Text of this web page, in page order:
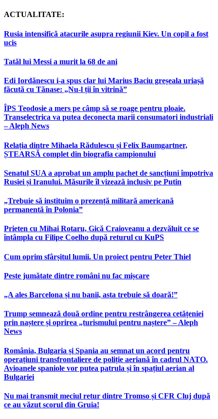
ACTUALITATE:
Rusia intensifică atacurile asupra regiunii Kiev. Un copil a fost
ucis
Tatăl lui Messi a murit la 68 de ani
Edi Iordănescu i-a spus clar lui Marius Baciu greșeala uriașă
făcută cu Tănase: „Nu-l ții în vitrină”
ÎPS Teodosie a mers pe câmp să se roage pentru ploaie.
Transelectrica va putea deconecta marii consumatori industriali
– Aleph News
Relația dintre Mihaela Rădulescu și Felix Baumgartner,
ȘTEARSĂ complet din biografia campionului
Senatul SUA a aprobat un amplu pachet de sancțiuni împotriva
Rusiei și Iranului. Măsurile îl vizează inclusiv pe Putin
„Trebuie să instituim o prezență militară americană
permanentă în Polonia”
Prieten cu Mihai Rotaru, Gică Craioveanu a dezvăluit ce se
întâmpla cu Filipe Coelho după returul cu KuPS
Cum oprim sfârșitul lumii. Un proiect pentru Peter Thiel
Peste jumătate dintre români nu fac mișcare
„A ales Barcelona și nu banii, asta trebuie să doară!”
Trump semnează două ordine pentru restrângerea cetățeniei
prin naștere și oprirea „turismului pentru naștere” – Aleph
News
România, Bulgaria și Spania au semnat un acord pentru
operațiuni transfrontaliere de poliție aeriană în cadrul NATO.
Avioanele spaniole vor putea patrula și în spațiul aerian al
Bulgariei
Nu mai transmit meciul retur dintre Tromso și CFR Cluj după
ce au văzut scorul din Gruia!